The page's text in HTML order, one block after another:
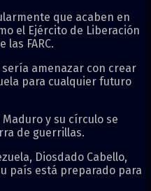
que acaben en
el Ejército de Liberación
las FARC.
amenazar con crear
para cualquier futuro
y su círculo se
de guerrillas.
Diosdado Cabello,
país está preparado para